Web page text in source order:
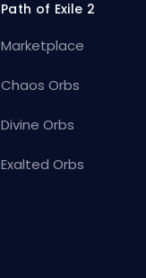
Path of Exile 2
Marketplace
Chaos Orbs
Divine Orbs
Exalted Orbs